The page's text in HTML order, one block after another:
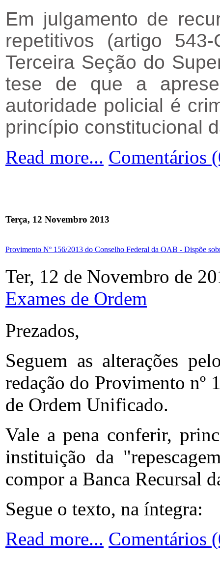
Em julgamento de
repetitivos (artigo
Terceira Seção do
tese de que a
autoridade policial é
princípio constitucional
Read more... Comentários
Terça, 12 Novembro 2013
Provimento Nº 156/2013 do Conselho Federal da OAB - Dispõe
Ter, 12 de Novembro de
Exames de Ordem
Prezados,
Seguem as alterações
redação do Provimento nº
de Ordem Unificado.
Vale a pena conferir,
instituição da
compor a Banca Recursal
Segue o texto, na íntegra:
Read more... Comentários